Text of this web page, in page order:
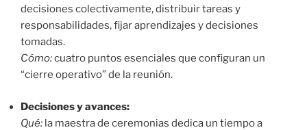
decisiones colectivamente, distribuir tareas y
responsabilidades, fijar aprendizajes y decisiones
tomadas.
Cómo:cuatro puntos esenciales que configuran un
“cierre operativo” de la reunión.
Decisiones y avances:
Qué: la maestra de ceremonias dedica un tiempo a